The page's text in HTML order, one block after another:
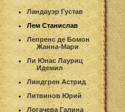
Ландауэр Густав
Лем Станислав
Лепренс де Бомон
Жанна-Мари
Ли Юнас Лауриц
Идемил
Линдгрен Астрид
Литвинов Юрий
Логачева Галина